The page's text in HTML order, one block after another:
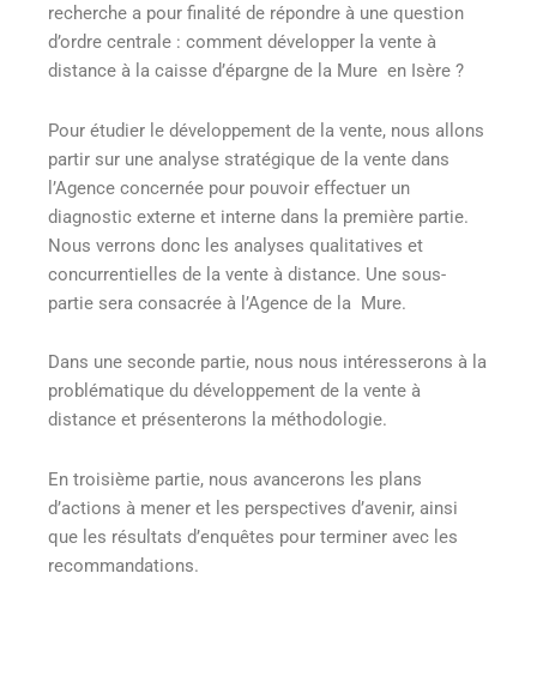
recherche a pour finalité de répondre à une question
d’ordre centrale : comment développer la vente à
distance à la caisse d’épargne de la Mure en Isère ?
Pour étudier le développement de la vente, nous allons
partir sur une analyse stratégique de la vente dans
l’Agence concernée pour pouvoir effectuer un
diagnostic externe et interne dans la première partie.
Nous verrons donc les analyses qualitatives et
concurrentielles de la vente à distance. Une sous-
partie sera consacrée à l’Agence de la Mure.
Dans une seconde partie, nous nous intéresserons à la
problématique du développement de la vente à
distance et présenterons la méthodologie.
En troisième partie, nous avancerons les plans
d’actions à mener et les perspectives d’avenir, ainsi
que les résultats d’enquêtes pour terminer avec les
recommandations.